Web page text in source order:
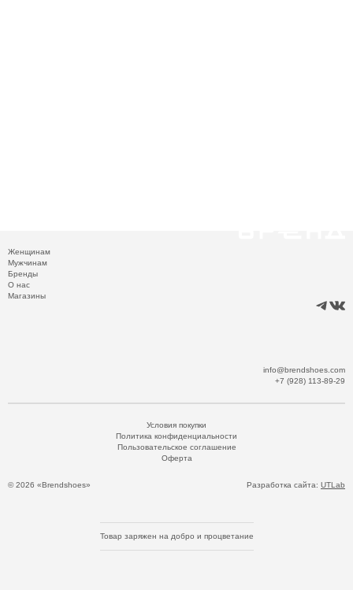
Женщинам
Мужчинам
Бренды
О нас
Магазины
info@brendshoes.com
+7 (928) 113-89-29
© 2026 «Brendshoes»
Условия покупки
Политика конфиденциальности
Пользовательское соглашение
Оферта
Разработка сайта: UTLab
Товар заряжен на добро и процветание